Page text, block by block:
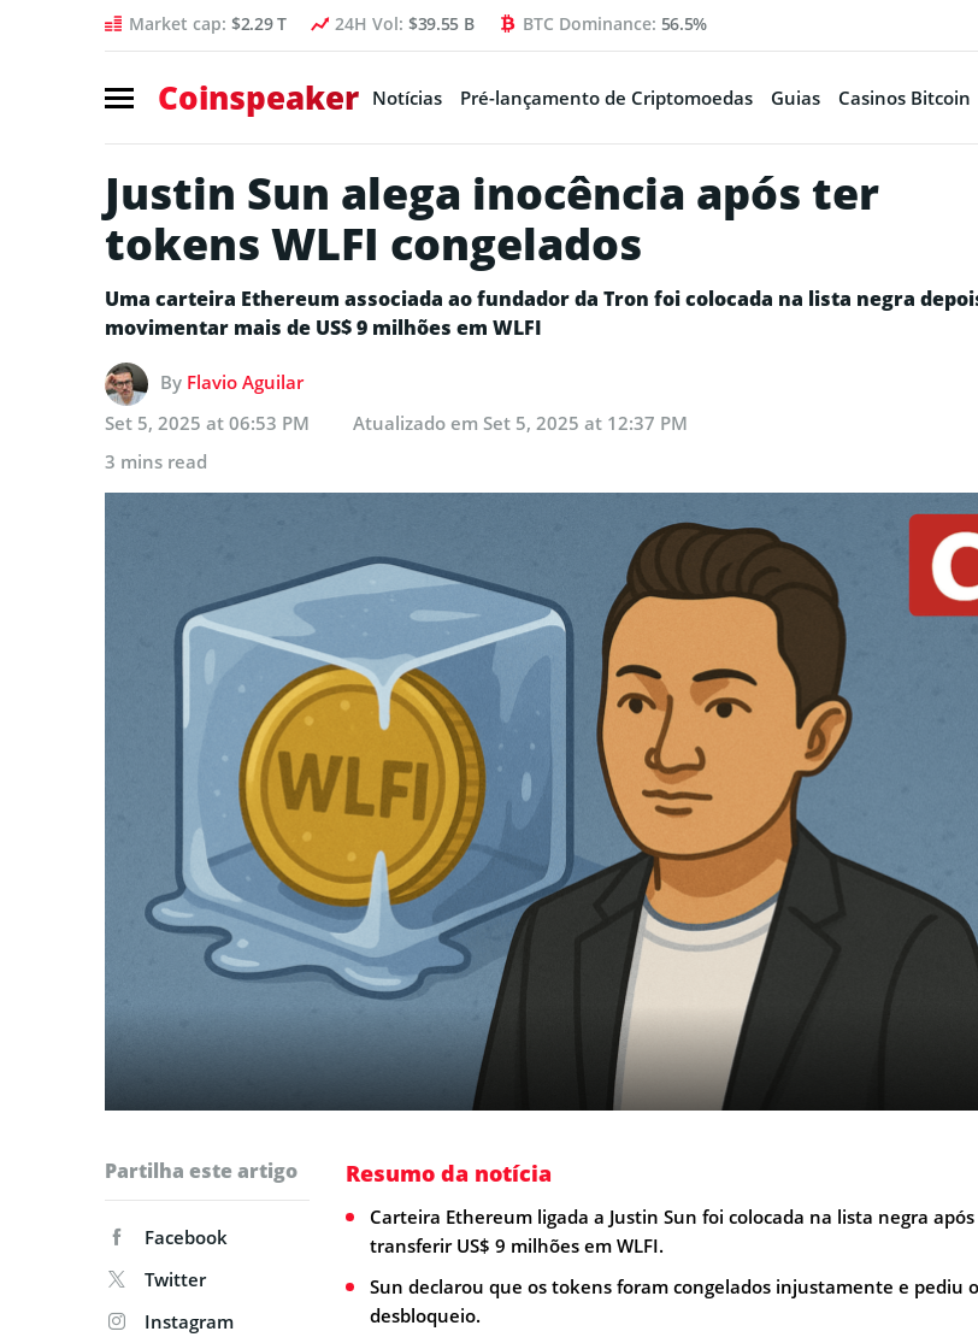
Market cap: $2.29 T 24H Vol: $39.55 B BTC Dominance: 56.5%
Coinspeaker Notícias Pré-lançamento de Criptomoedas Guias Casinos Bitcoin
Justin Sun alega inocência após ter
tokens WLFI congelados
Uma carteira Ethereum associada ao fundador da Tron foi colocada na lista negra
movimentar mais de US$ 9 milhões em WLFI
By Flavio Aguilar
Set 5, 2025 at 06:53 PM
Atualizado em Set 5, 2025 at 12:37 PM
3 mins read
Partilha este artigo
Facebook
Twitter
Instagram
Resumo da notícia
Carteira Ethereum ligada a Justin Sun foi colocada na lista negra após
transferir US$ 9 milhões em WLFI.
Sun declarou que os tokens foram congelados injustamente e pediu o
desbloqueio.